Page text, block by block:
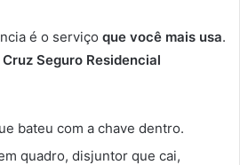
é o serviço que você mais usa.
Cruz Seguro Residencial
bateu com a chave dentro.
quadro, disjuntor que cai,